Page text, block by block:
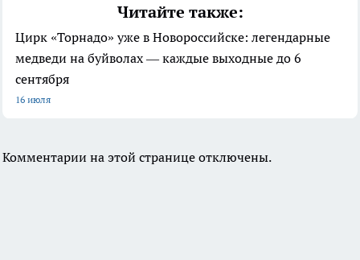
Читайте также:
Цирк «Торнадо» уже в Новороссийске: легендарные
медведи на буйволах — каждые выходные до 6
сентября
16 июля
Комментарии на этой странице отключены.